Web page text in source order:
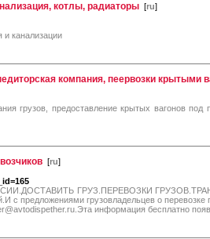
котлы, радиаторы [ru]
канализации
компания, пеервозки крытыми
грузов, предоставление крытых вагонов
[ru]
ГРУЗ.ПЕРЕВОЗКИ
с предложениями грузовладельцев о
информация бесплатно